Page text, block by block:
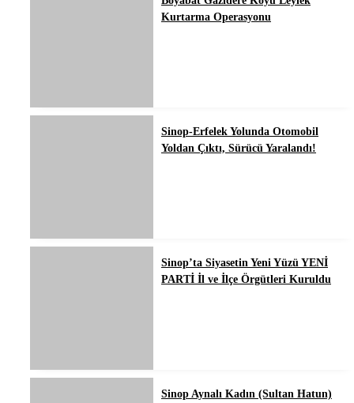
Kurtarma Operasyonu
Sinop-Erfelek Yolunda Otomobil
Yoldan Çıktı, Sürücü Yaralandı!
Sinop’ta Siyasetin Yeni Yüzü YENİ
PARTİ İl ve İlçe Örgütleri Kuruldu
Sinop Aynalı Kadın (Sultan Hatun)